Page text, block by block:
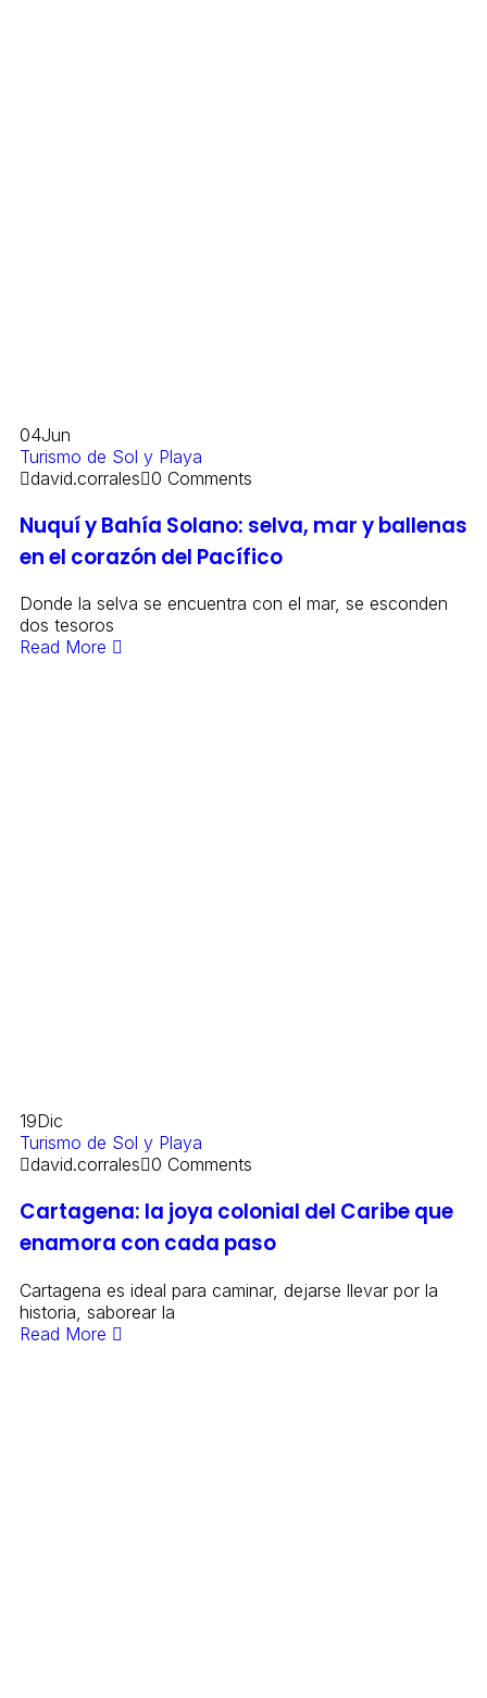
04Jun
Turismo de Sol y Playa
david.corrales 0 Comments
Nuquí y Bahía Solano: selva, mar y ballenas
en el corazón del Pacífico
Donde la selva se encuentra con el mar, se esconden
dos tesoros
Read More
19Dic
Turismo de Sol y Playa
david.corrales 0 Comments
Cartagena: la joya colonial del Caribe que
enamora con cada paso
Cartagena es ideal para caminar, dejarse llevar por la
historia, saborear la
Read More